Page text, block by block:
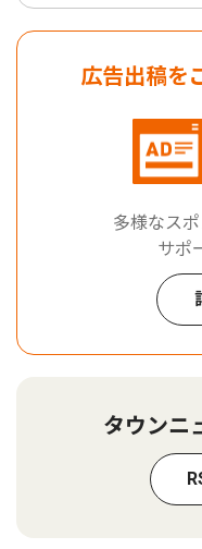
広告出稿を
多様なス
サポ
タウンニ